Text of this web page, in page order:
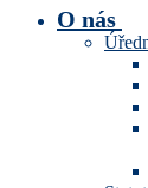
O nás